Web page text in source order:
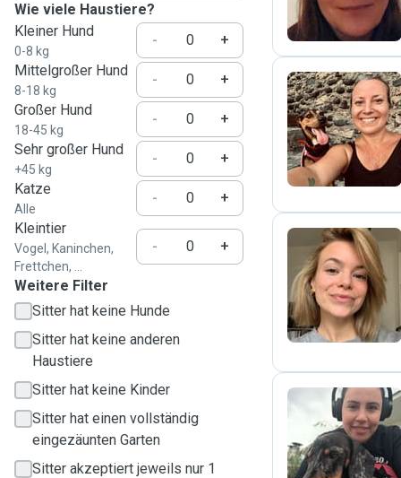
Wie viele Haustiere?
Kleiner Hund
0-8 kg
-
+
Mittelgroßer Hund
8-18 kg
-
+
Großer Hund
18-45 kg
-
+
Sehr großer Hund
+45 kg
-
+
Katze
Alle
-
+
Kleintier
Vogel, Kaninchen,
Frettchen, ...
- +
Weitere Filter
Sitter hat keine Hunde
Sitter hat keine anderen
Haustiere
Sitter hat keine Kinder
Sitter hat einen vollständig
eingezäunten Garten
Sitter akzeptiert jeweils nur 1
N
M
M